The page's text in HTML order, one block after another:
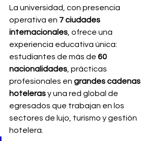
La universidad, con presencia
operativa en 7 ciudades
internacionales , ofrece una
experiencia educativa única:
estudiantes de más de 60
nacionalidades , prácticas
profesionales en grandes cadenas
hoteleras y una red global de
egresados que trabajan en los
sectores de lujo, turismo y gestión
hotelera.